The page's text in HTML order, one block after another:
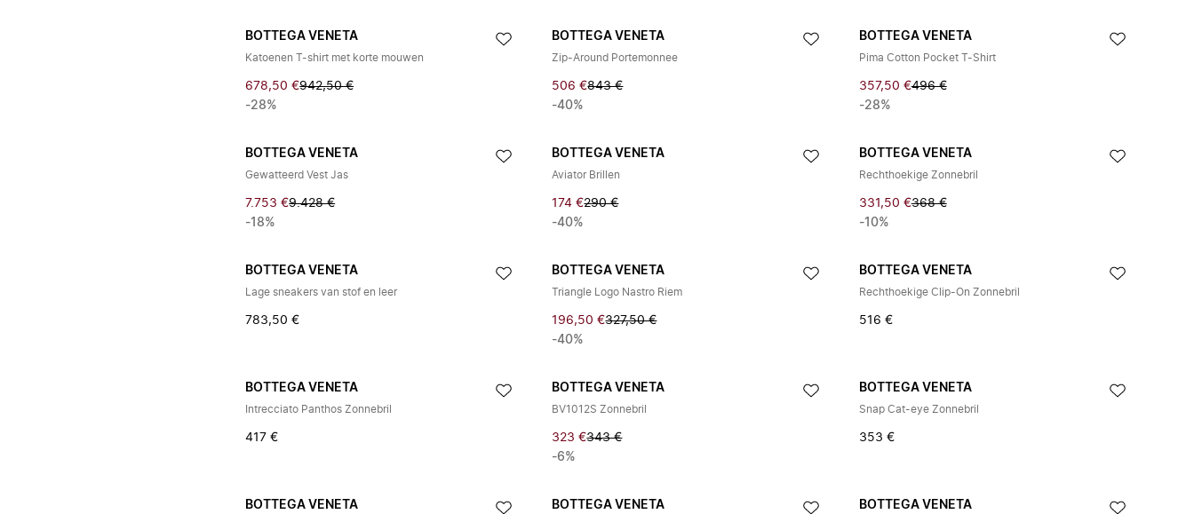
BOTTEGA VENETA
Katoenen T-shirt met korte mouwen
678,50 €942,50 €
-28%
BOTTEGA VENETA
Zip-Around Portemonnee
506 €843 €
-40%
BOTTEGA VENETA
Pima Cotton Pocket T-Shirt
357,50 €496 €
-28%
BOTTEGA VENETA
Gewatteerd Vest Jas
7.753 €9.428 €
-18%
BOTTEGA VENETA
Aviator Brillen
174 €290 €
-40%
BOTTEGA VENETA
Rechthoekige Zonnebril
331,50 €368 €
-10%
BOTTEGA VENETA
Lage sneakers van stof en leer
783,50 €
BOTTEGA VENETA
Triangle Logo Nastro Riem
196,50 €327,50 €
-40%
BOTTEGA VENETA
Rechthoekige Clip-On Zonnebril
516 €
BOTTEGA VENETA
Intrecciato Panthos Zonnebril
417 €
BOTTEGA VENETA
BV1012S Zonnebril
323 €343 €
-6%
BOTTEGA VENETA
Snap Cat-eye Zonnebril
353 €
BOTTEGA VENETA BOTTEGA VENETA BOTTEGA VENETA